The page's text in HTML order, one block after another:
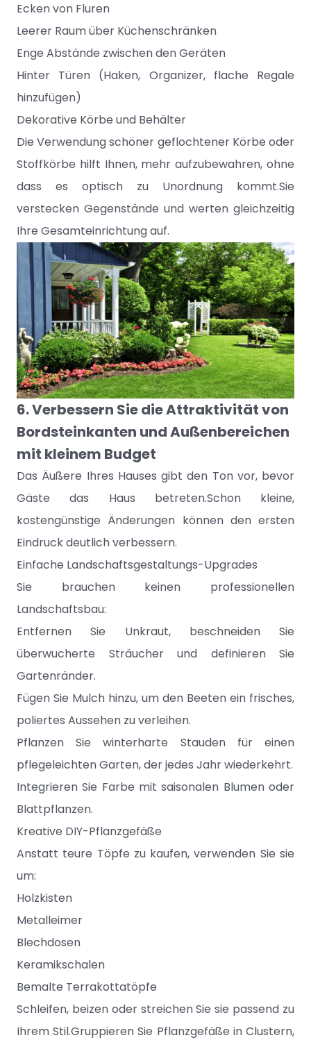
Ecken von Fluren
Leerer Raum über Küchenschränken
Enge Abstände zwischen den Geräten
Hinter Türen (Haken, Organizer, flache Regale
hinzufügen)
Dekorative Körbe und Behälter
Die Verwendung schöner geflochtener Körbe oder
Stoffkörbe hilft Ihnen, mehr aufzubewahren, ohne
dass es optisch zu Unordnung kommt.Sie
verstecken Gegenstände und werten gleichzeitig
Ihre Gesamteinrichtung auf.
6. Verbessern Sie die Attraktivität von
Bordsteinkanten und Außenbereichen
mit kleinem Budget
Das Äußere Ihres Hauses gibt den Ton vor, bevor
Gäste das Haus betreten.Schon kleine,
kostengünstige Änderungen können den ersten
Eindruck deutlich verbessern.
Einfache Landschaftsgestaltungs-Upgrades
Sie brauchen keinen professionellen
Landschaftsbau:
Entfernen Sie Unkraut, beschneiden Sie
überwucherte Sträucher und definieren Sie
Gartenränder.
Fügen Sie Mulch hinzu, um den Beeten ein frisches,
poliertes Aussehen zu verleihen.
Pflanzen Sie winterharte Stauden für einen
pflegeleichten Garten, der jedes Jahr wiederkehrt.
Integrieren Sie Farbe mit saisonalen Blumen oder
Blattpflanzen.
Kreative DIY-Pflanzgefäße
Anstatt teure Töpfe zu kaufen, verwenden Sie sie
um:
Holzkisten
Metalleimer
Blechdosen
Keramikschalen
Bemalte Terrakottatöpfe
Schleifen, beizen oder streichen Sie sie passend zu
Ihrem Stil.Gruppieren Sie Pflanzgefäße in Clustern,